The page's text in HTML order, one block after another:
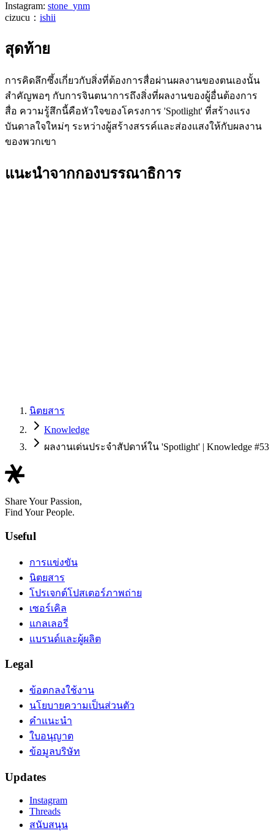
Instagram: stone_ynm
cizucu： ishii
สุดท้าย
การคิดลึกซึ้งเกี่ยวกับสิ่งที่ต้องการสื่อผ่านผลงานของตนเองนั้น
สำคัญพอๆ กับการจินตนาการถึงสิ่งที่ผลงานของผู้อื่นต้องการ
สื่อ ความรู้สึกนี้คือหัวใจของโครงการ 'Spotlight' ที่สร้างแรง
บันดาลใจใหม่ๆ ระหว่างผู้สร้างสรรค์และส่องแสงให้กับผลงาน
ของพวกเขา
แนะนำจากกองบรรณาธิการ
นิตยสาร
Knowledge
ผลงานเด่นประจำสัปดาห์ใน 'Spotlight' | Knowledge #53
Share Your Passion,
Find Your People.
Useful
การแข่งขัน
นิตยสาร
โปรเจกต์โปสเตอร์ภาพถ่าย
เซอร์เคิล
แกลเลอรี่
แบรนด์และผู้ผลิต
Legal
ข้อตกลงใช้งาน
นโยบายความเป็นส่วนตัว
คำแนะนำ
ใบอนุญาต
ข้อมูลบริษัท
Updates
Instagram
Threads
สนับสนุน